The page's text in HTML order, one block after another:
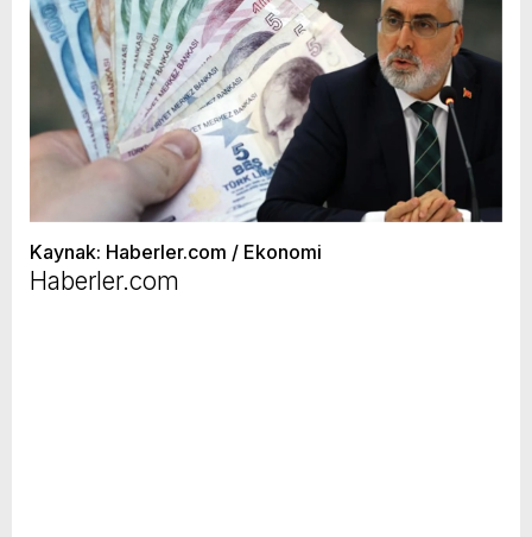
Kaynak: Haberler.com / Ekonomi
Haberler.com